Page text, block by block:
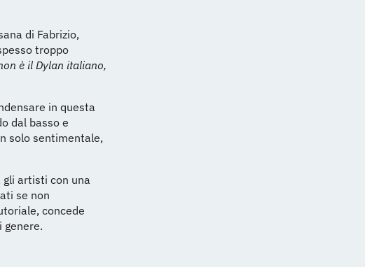
di Fabrizio,
troppo
è il Dylan italiano,
in questa
dal basso e
solo sentimentale,
artisti con una
se non
concede